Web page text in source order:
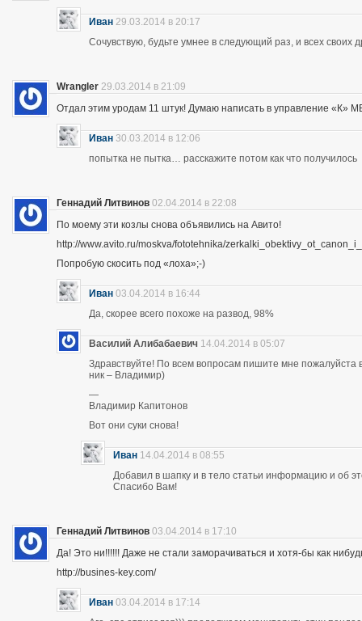
Иван 29.03.2014 в 20:17
Сочувствую, будьте умнее в следующий раз, и всех своих
Wrangler 29.03.2014 в 21:09
Отдал этим уродам 11 штук! Думаю написать в управление «К»
Иван 30.03.2014 в 12:06
попытка не пытка… расскажите потом как что получилось
Геннадий Литвинов 02.04.2014 в 22:08
По моему эти козлы снова объявились на Авито!
http://www.avito.ru/moskva/fototehnika/
Попробую скосить под «лоха»;-)
Иван 03.04.2014 в 16:44
Да, скорее всего похоже на развод, 98%
Василий Алибабаевич 14.04.2014 в 05:07
Здравствуйте! По всем вопросам пишите мне
ник – Владимир)
—
Владимир Капитонов
Вот они суки снова!
Иван 14.04.2014 в 08:55
Добавил в шапку и в тело статьи информацию и об
Спасибо Вам!
Геннадий Литвинов 03.04.2014 в 17:10
Да! Это ни!!!!!! Даже не стали заморачиваться и хотя-бы как
http://busines-key.com/
Иван 03.04.2014 в 17:14